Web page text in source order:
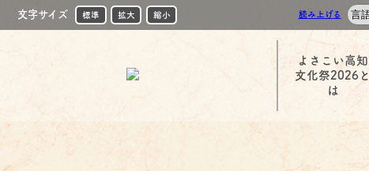
文字サイズ 標準 拡大 縮小 読み上げる
よさこい高知
文化祭2026と
は